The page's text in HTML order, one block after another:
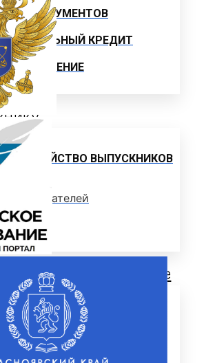
ДОКУМЕНТОВ
КРЕДИТ
ОБУЧЕНИЕ
ВЫПУСКНИКОВ
работодателей
образование
ДОПОЛНИТЕЛЬНОГО
ДОПОЛНИТЕЛЬНОГО